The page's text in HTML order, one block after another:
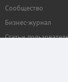
Сообщество
Бизнес-журнал
Статьи